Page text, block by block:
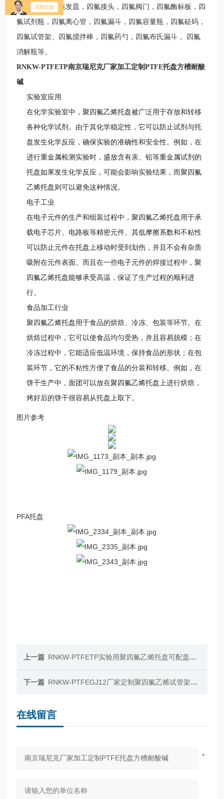
培养皿，四氟蒸发皿，四氟接头，四氟阀门，四氟酶标板，四
氟试剂瓶，四氟离心管，四氟漏斗，四氟容量瓶，四氟砝码，
四氟试管架、四氟搅拌棒，四氟药勺，四氟布氏漏斗，
四氟
消解瓶等。
RNKW-PTFETP南京瑞尼克厂家加工定制PTFE托盘方槽耐酸
碱
实验室应用
在化学实验室中，聚四氟乙烯托盘被广泛用于存放和转移
各种化学试剂。由于其化学稳定性，它可以防止试剂与托
盘发生化学反应，确保实验的准确性和安全性。例如，在
进行重金属检测实验时，盛放含有汞、铅等重金属试剂的
托盘如果发生化学反应，可能会影响实验结果，而聚四氟
乙烯托盘则可以避免这种情况。
电子工业
在电子元件的生产和组装过程中，聚四氟乙烯托盘用于承
载电子芯片、电路板等精密元件。其低摩擦系数和不粘性
可以防止元件在托盘上移动时受到划伤，并且不会有杂质
吸附在元件表面。而且在一些电子元件的焊接过程中，聚
四氟乙烯托盘能够承受高温，保证了生产过程的顺利进
行。
食品加工行业
聚四氟乙烯托盘用于食品的烘焙、冷冻、包装等环节。在
烘焙过程中，它可以使食品均匀受热，并且容易脱模；在
冷冻过程中，它能适应低温环境，保持食品的形状；在包
装环节，它的不粘性方便了食品的分装和转移。例如，在
饼干生产中，面团可以放在聚四氟乙烯托盘上进行烘焙，
烤好后的饼干很容易从托盘上取下。
图片参考
PFA托盘
上一篇 RNKW-PTFETP实验用聚四氟乙烯托盘可配盖子耐腐蚀本底低
下一篇 RNKW-PTFEGJ12厂家定制聚四氟乙烯试管架子12孔尺寸定制
在线留言